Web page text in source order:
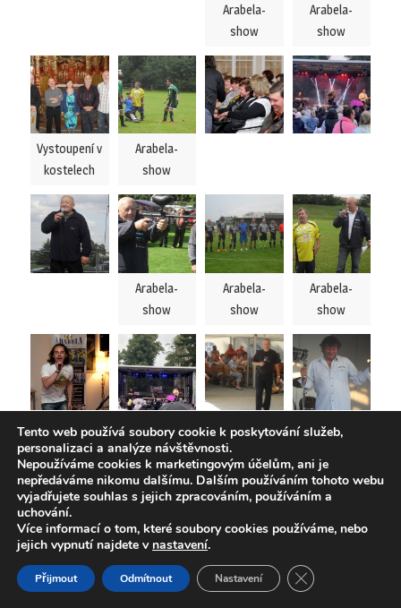
Arabela-
show
Arabela-
show
Vystoupení v
kostelech
Arabela-
show
Arabela-
show
Arabela-
show
Arabela-
show
Arabela-
show
show
Tento web používá soubory cookie k poskytování služeb,
personalizaci a analýze návštěvnosti.
Nepoužíváme cookies k marketingovým účelům, ani je
nepředáváme nikomu dalšímu. Dalším používáním tohoto webu
vyjadřujete souhlas s jejich zpracováním, používáním a
uchování.
Více informací o tom, které soubory cookies používáme, nebo
jejich vypnutí najdete v nastavení.
Přijmout Odmítnout Nastavení ZAVŘÍT